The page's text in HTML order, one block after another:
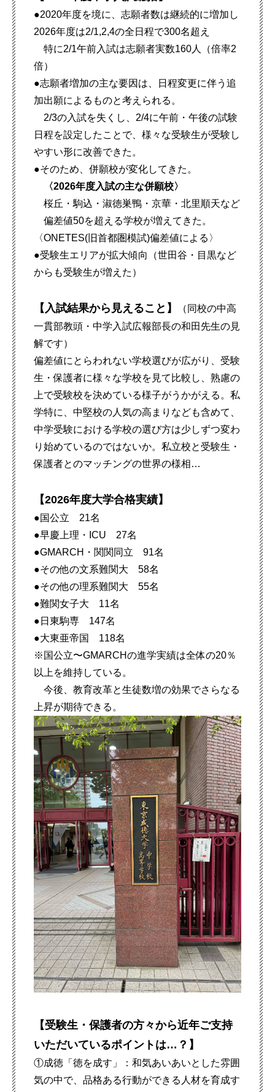
●2020年度を境に、志願者数は継続的に増加し
2026年度は2/1,2,4の全日程で300名超え
特に2/1午前入試は志願者実数160人（倍率2
倍）
●志願者増加の主な要因は、日程変更に伴う追
加出願によるものと考えられる。
2/3の入試を失くし、2/4に午前・午後の試験
日程を設定したことで、様々な受験生が受験し
やすい形に改善できた。
●そのため、併願校が変化してきた。
〈2026年度入試の主な併願校〉
桜丘・駒込・淑徳巣鴨・京華・北里順天など
偏差値50を超える学校が増えてきた。
〈ONETES(旧首都圏模試)偏差値による〉
●受験生エリアが拡大傾向（世田谷・目黒など
からも受験生が増えた）
【入試結果から見えること】
（同校の中高
一貫部教頭・中学入試広報部長の和田先生の見
解です）
偏差値にとらわれない学校選びが広がり、受験
生・保護者に様々な学校を見て比較し、熟慮の
上で受験校を決めている様子がうかがえる。私
学特に、中堅校の人気の高まりなども含めて、
中学受験における学校の選び方は少しずつ変わ
り始めているのではないか。私立校と受験生・
保護者とのマッチングの世界の様相…
【2026年度大学合格実績】
●国公立 21名
●早慶上理・ICU 27名
●GMARCH・関関同立 91名
●その他の文系難関大 58名
●その他の理系難関大 55名
●難関女子大 11名
●日東駒専 147名
●大東亜帝国 118名
※国公立〜GMARCHの進学実績は全体の20％
以上を維持している。
今後、教育改革と生徒数増の効果でさらなる
上昇が期待できる。
【受験生・保護者の方々から近年ご支持
いただいているポイントは…？】
①成徳「徳を成す」：和気あいあいとした雰囲
気の中で、品格ある行動ができる人材を育成す